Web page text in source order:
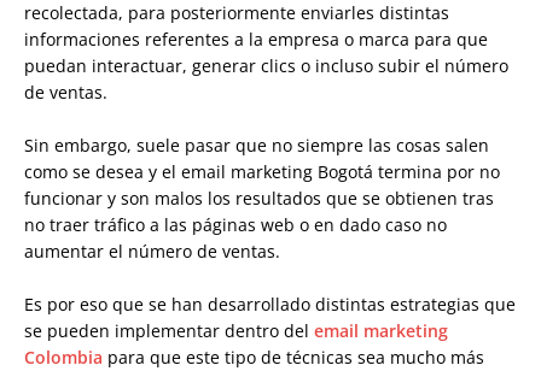
recolectada, para posteriormente enviarles distintas
informaciones referentes a la empresa o marca para que
puedan interactuar, generar clics o incluso subir el número
de ventas.
Sin embargo, suele pasar que no siempre las cosas salen
como se desea y el email marketing Bogotá termina por no
funcionar y son malos los resultados que se obtienen tras
no traer tráfico a las páginas web o en dado caso no
aumentar el número de ventas.
Es por eso que se han desarrollado distintas estrategias que
se pueden implementar dentro del email marketing
Colombia para que este tipo de técnicas sea mucho más